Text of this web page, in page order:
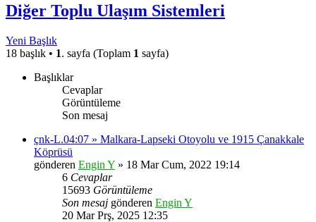
Diğer Toplu Ulaşım Sistemleri
Yeni Başlık
18 başlık • 1. sayfa (Toplam 1 sayfa)
Başlıklar
Cevaplar
Görüntüleme
Son mesaj
çnk-L.04:07 » Malkara-Lapseki Otoyolu ve 1915 Çanakkale
Köprüsü
gönderen Engin Y » 18 Mar Cum, 2022 19:14
6 Cevaplar
15693 Görüntüleme
Son mesaj gönderen Engin Y
20 Mar Prş, 2025 12:35